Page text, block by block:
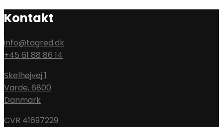
Kontakt
info@tagred.dk
+45 61 88 86 14
Skelhøjvej 1
Varde,6800
Danmark
CVR 41697229